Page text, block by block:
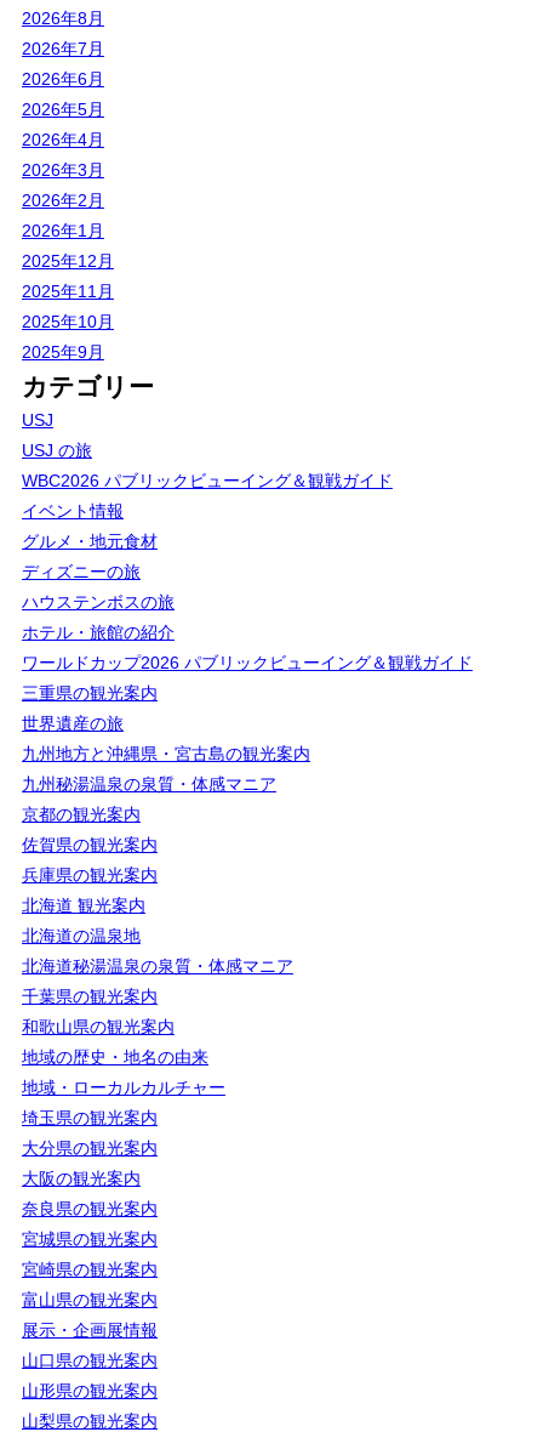
2026年8月
2026年7月
2026年6月
2026年5月
2026年4月
2026年3月
2026年2月
2026年1月
2025年12月
2025年11月
2025年10月
2025年9月
カテゴリー
USJ
USJ の旅
WBC2026 パブリックビューイング＆観戦ガイド
イベント情報
グルメ・地元食材
ディズニーの旅
ハウステンボスの旅
ホテル・旅館の紹介
ワールドカップ2026 パブリックビューイング＆観戦ガイド
三重県の観光案内
世界遺産の旅
九州地方と沖縄県・宮古島の観光案内
九州秘湯温泉の泉質・体感マニア
京都の観光案内
佐賀県の観光案内
兵庫県の観光案内
北海道 観光案内
北海道の温泉地
北海道秘湯温泉の泉質・体感マニア
千葉県の観光案内
和歌山県の観光案内
地域の歴史・地名の由来
地域・ローカルカルチャー
埼玉県の観光案内
大分県の観光案内
大阪の観光案内
奈良県の観光案内
宮城県の観光案内
宮崎県の観光案内
富山県の観光案内
展示・企画展情報
山口県の観光案内
山形県の観光案内
山梨県の観光案内